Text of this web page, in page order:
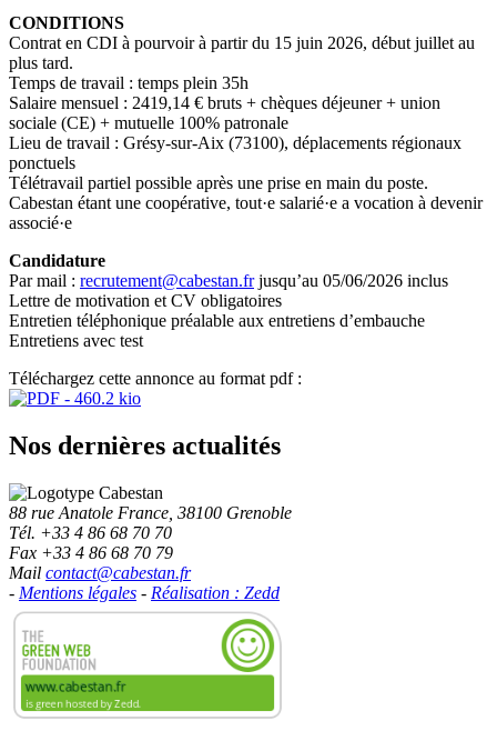
CONDITIONS
Contrat en CDI à pourvoir à partir du 15 juin 2026, début juillet au
plus tard.
Temps de travail : temps plein 35h
Salaire mensuel : 2419,14 € bruts + chèques déjeuner + union
sociale (CE) + mutuelle 100% patronale
Lieu de travail : Grésy-sur-Aix (73100), déplacements régionaux
ponctuels
Télétravail partiel possible après une prise en main du poste.
Cabestan étant une coopérative, tout·e salarié·e a vocation à devenir
associé·e
Candidature
Par mail : recrutement@cabestan.frjusqu’au 05/06/2026 inclus
Lettre de motivation et CV obligatoires
Entretien téléphonique préalable aux entretiens d’embauche
Entretiens avec test
Téléchargez cette annonce au format pdf :
Nos dernières actualités
88 rue Anatole France, 38100 Grenoble
Tél. +33 4 86 68 70 70
Fax +33 4 86 68 70 79
Mail contact@cabestan.fr
- Mentions légales - Réalisation : Zedd